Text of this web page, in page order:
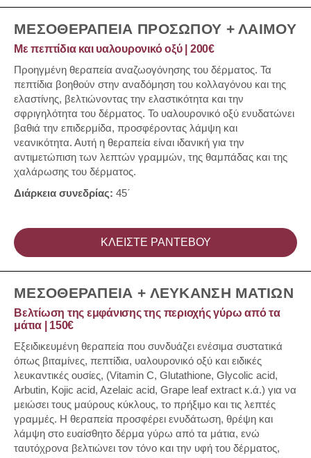
ΜΕΣΟΘΕΡΑΠΕΙΑ ΠΡΟΣΩΠΟΥ + ΛΑΙΜΟΥ
Με πεπτίδια και υαλουρονικό οξύ | 200€
Προηγμένη θεραπεία αναζωογόνησης του δέρματος. Τα
πεπτίδια βοηθούν στην αναδόμηση του κολλαγόνου και της
ελαστίνης, βελτιώνοντας την ελαστικότητα και την
σφριγηλότητα του δέρματος. Το υαλουρονικό οξύ ενυδατώνει
βαθιά την επιδερμίδα, προσφέροντας λάμψη και
νεανικότητα. Αυτή η θεραπεία είναι ιδανική για την
αντιμετώπιση των λεπτών γραμμών, της θαμπάδας και της
χαλάρωσης του δέρματος.
Διάρκεια συνεδρίας: 45΄
ΚΛΕΙΣΤΕ ΡΑΝΤΕΒΟΥ
ΜΕΣΟΘΕΡΑΠΕΙΑ + ΛΕΥΚΑΝΣΗ ΜΑΤΙΩΝ
Βελτίωση της εμφάνισης της περιοχής γύρω από τα
μάτια | 150€
Εξειδικευμένη θεραπεία που συνδυάζει ενέσιμα συστατικά
όπως βιταμίνες, πεπτίδια, υαλουρονικό οξύ και ειδικές
λευκαντικές ουσίες, (Vitamin C, Glutathione, Glycolic acid,
Arbutin, Kojic acid, Azelaic acid, Grape leaf extract κ.ά.) για να
μειώσει τους μαύρους κύκλους, το πρήξιμο και τις λεπτές
γραμμές. Η θεραπεία προσφέρει ενυδάτωση, θρέψη και
λάμψη στο ευαίσθητο δέρμα γύρω από τα μάτια, ενώ
ταυτόχρονα βελτιώνει τον τόνο και την υφή του δέρματος,